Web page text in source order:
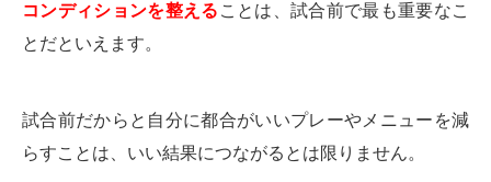
コンディションを整える ことは、試合前で最も重要なこ
とだといえます。
試合前だからと自分に都合がいいプレーやメニューを減
らすことは、いい結果につながるとは限りません。